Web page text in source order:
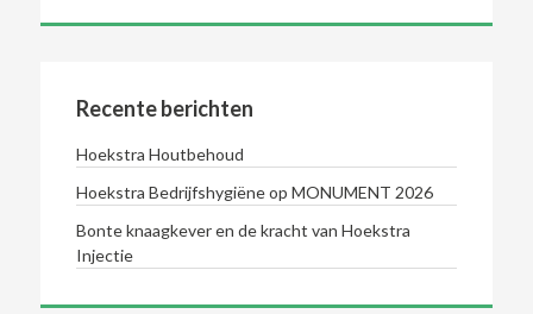
Recente berichten
Hoekstra Houtbehoud
Hoekstra Bedrijfshygiëne op MONUMENT 2026
Bonte knaagkever en de kracht van Hoekstra
Injectie